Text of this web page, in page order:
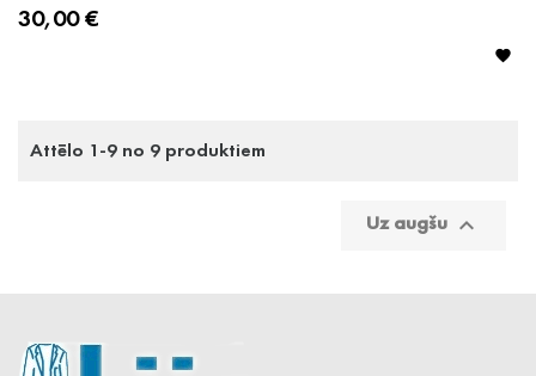
30,00 €

Attēlo 1-9 no 9 produktiem
Uz augšu 